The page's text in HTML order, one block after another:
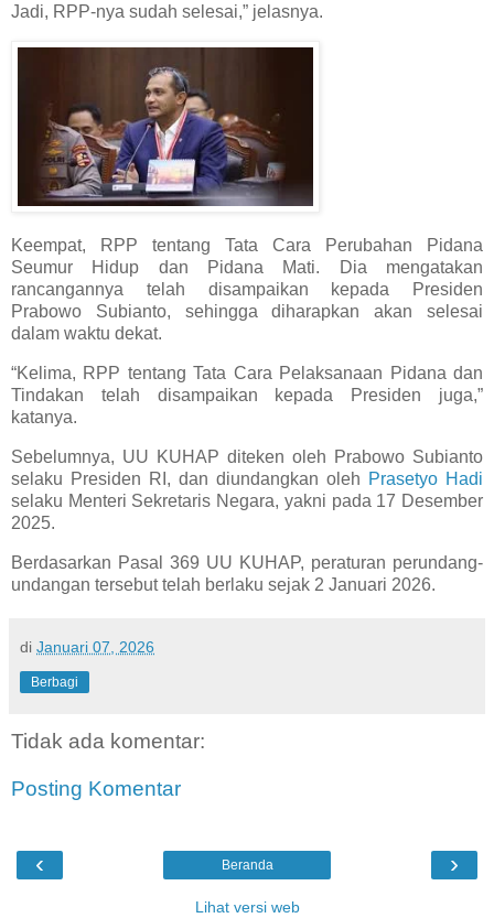
Jadi, RPP-nya sudah selesai,” jelasnya.
Keempat, RPP tentang Tata Cara Perubahan Pidana
Seumur Hidup dan Pidana Mati. Dia mengatakan
rancangannya telah disampaikan kepada Presiden
Prabowo Subianto, sehingga diharapkan akan selesai
dalam waktu dekat.
“Kelima, RPP tentang Tata Cara Pelaksanaan Pidana dan
Tindakan telah disampaikan kepada Presiden juga,”
katanya.
Sebelumnya, UU KUHAP diteken oleh Prabowo Subianto
selaku Presiden RI, dan diundangkan oleh Prasetyo Hadi
selaku Menteri Sekretaris Negara, yakni pada 17 Desember
2025.
Berdasarkan Pasal 369 UU KUHAP, peraturan perundang-
undangan tersebut telah berlaku sejak 2 Januari 2026.
di Januari 07, 2026
Berbagi
Tidak ada komentar:
Posting Komentar
‹ ›
Beranda
Lihat versi web